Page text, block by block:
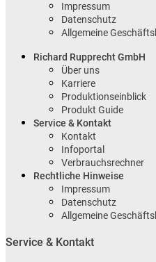
Impressum
Datenschutz
Allgemeine
Richard Rupprecht GmbH
Über uns
Karriere
Produktionseinblick
Produkt Guide
Service & Kontakt
Kontakt
Infoportal
Verbrauchsrechner
Rechtliche Hinweise
Impressum
Datenschutz
Allgemeine
Service & Kontakt